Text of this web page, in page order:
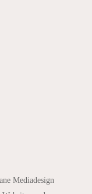
Mediadesign